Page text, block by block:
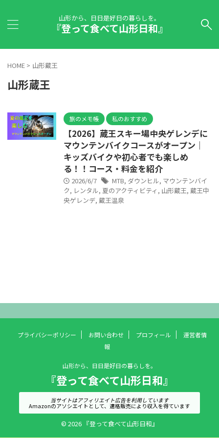
山形から、日日是好日の暮らしを。
『登って食べて山形日和』
HOME > 山形蔵王
山形蔵王
旅のメモ帳 私のおすすめ
【2026】蔵王スキー場中央ゲレンデに
マウンテンバイクコースがオープン｜
キッズバイクや初心者でも楽しめ
る！！コース・料金を紹介
2026/6/7 MTB, ダウンヒル, マウンテンバイ
ク, レンタル, 夏のアクティビティ , 山形蔵王, 蔵王中
央ゲレンデ, 蔵王温泉
プライバシーポリシー お問い合わせ プロフィール
運営者情
報
山形から、日日是好日の暮らしを。
『登って食べて山形日和』
当サイトはアフィリエイト広告を利用しています
Amazonのアソシエイトとして、適格販売により収入を得ています
© 2026 『登って食べて山形日和』